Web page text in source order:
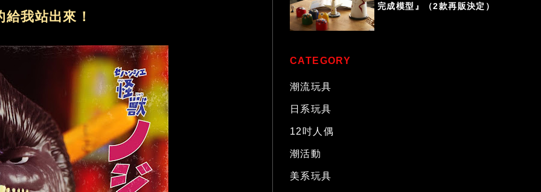
我站出來！
完成模型』（2款再販決定）
CATEGORY
潮流玩具
日系玩具
12吋人偶
潮活動
美系玩具